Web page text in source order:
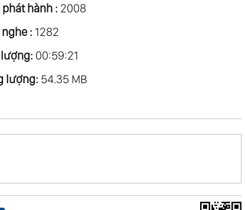
phát hành : 2008
: 1282
00:59:21
lượng: 54.35 MB